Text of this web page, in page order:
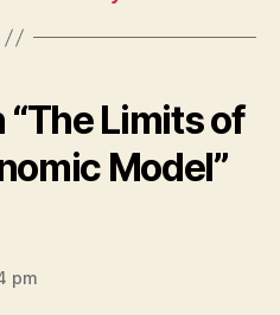
Limits of
Model”
pm